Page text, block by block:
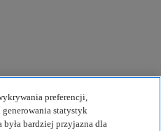
preferencji,
statystyk
bardziej przyjazna dla